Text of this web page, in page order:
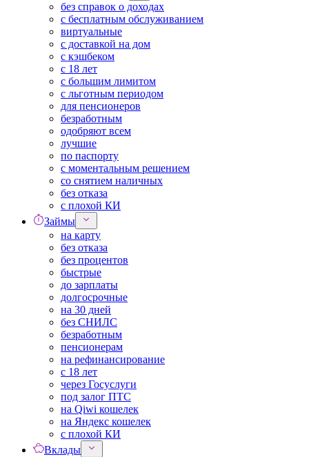
без справок о доходах
с бесплатным обслуживанием
виртуальные
с доставкой на дом
с кэшбеком
с 18 лет
с большим лимитом
с льготным периодом
для пенсионеров
безработным
одобряют всем
лучшие
по паспорту
с моментальным решением
со снятием наличных
без отказа
с плохой КИ
Займы
на карту
без отказа
без процентов
быстрые
до зарплаты
долгосрочные
на 30 дней
без СНИЛС
безработным
пенсионерам
на рефинансирование
с 18 лет
через Госуслуги
под залог ПТС
на Qiwi кошелек
на Яндекс кошелек
с плохой КИ
Вклады